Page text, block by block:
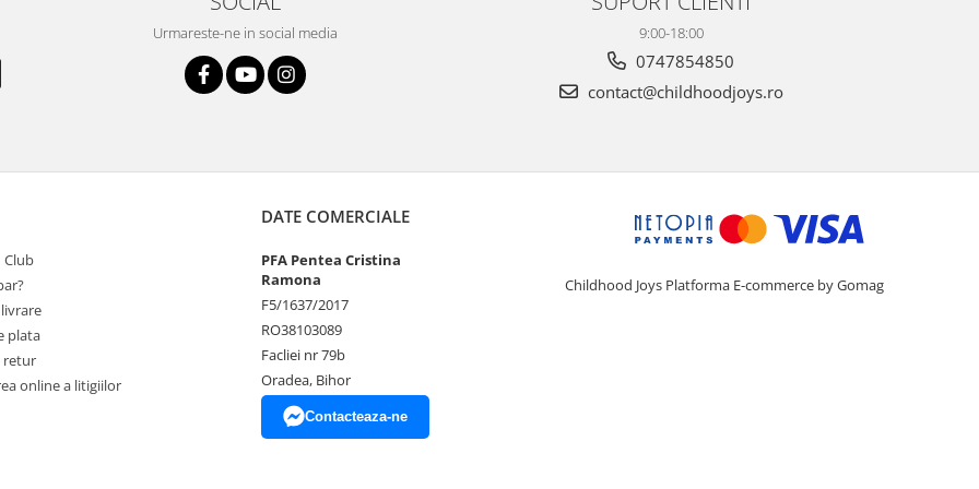
Urmareste-ne in social media 9:00-18:00
0747854850
contact@childhoodjoys.ro
Club
plata
retur
online a litigiilor
DATE COMERCIALE
PFA Pentea Cristina
Ramona
F5/1637/2017
RO38103089
Facliei nr 79b
Oradea, Bihor
Contacteaza-ne
Childhood Joys Platforma E-commerce by Gomag